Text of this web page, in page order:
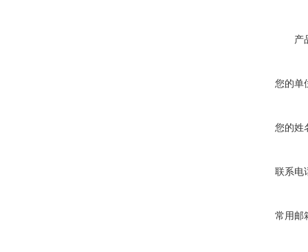
产
您的单
您的姓
联系电
常用邮